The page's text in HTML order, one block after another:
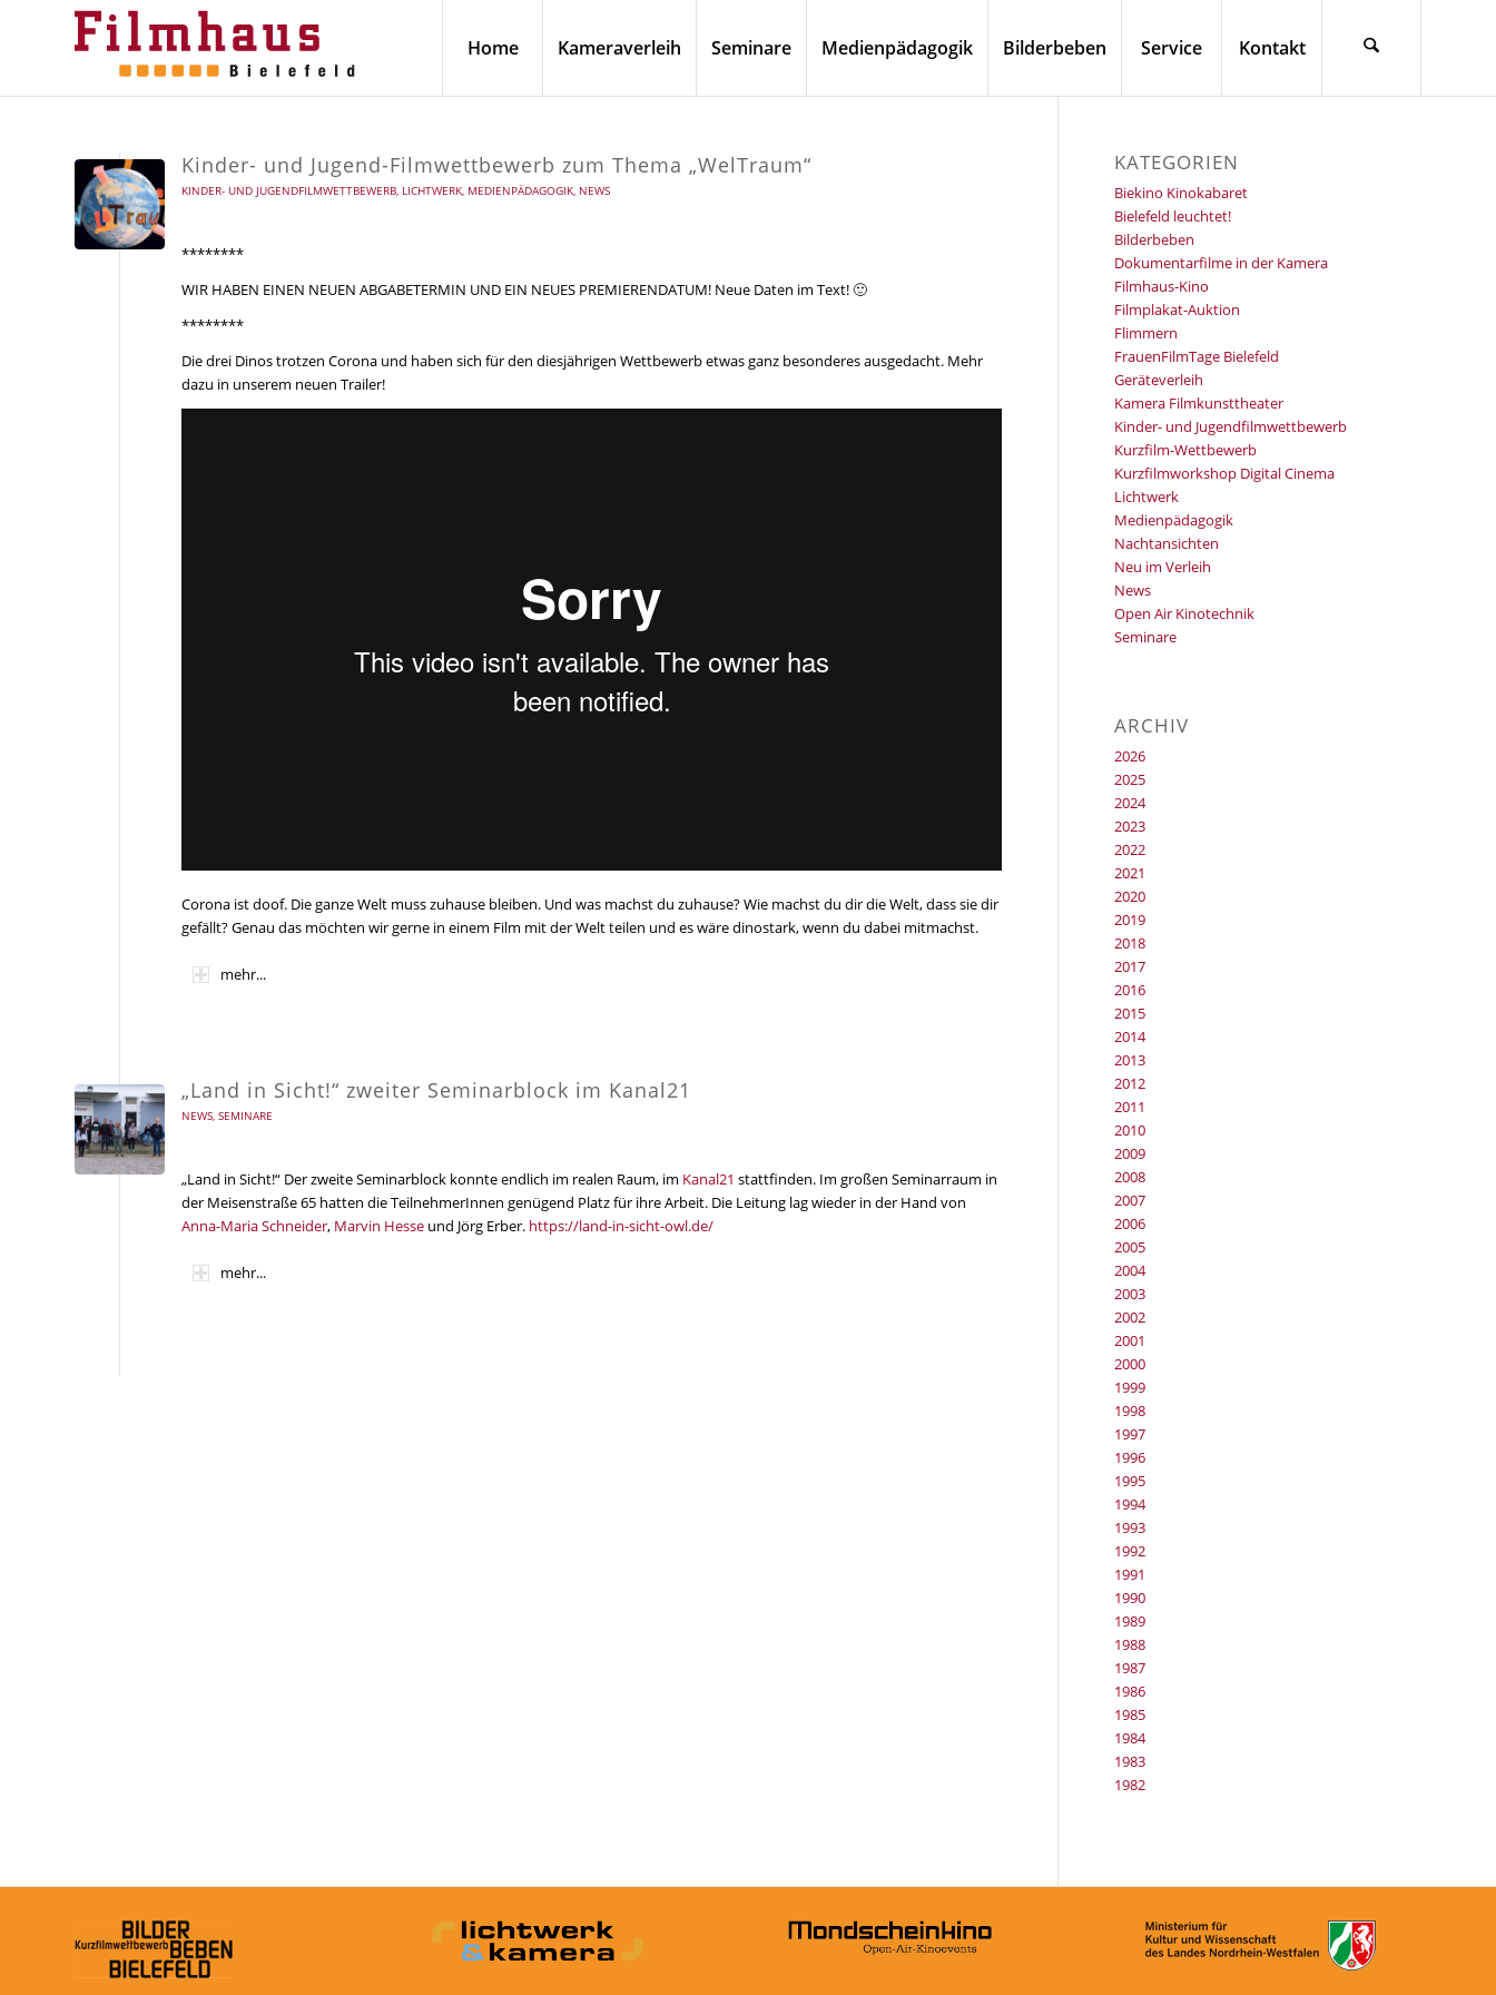
Home Kameraverleih Seminare Medienpädagogik Bilderbeben Service Kontakt
Kinder- und Jugend-Filmwettbewerb zum Thema „WelTraum“
KINDER- UND JUGENDFILMWETTBEWERB, LICHTWERK, MEDIENPÄDAGOGIK, NEWS
********
WIR HABEN EINEN NEUEN ABGABETERMIN UND EIN NEUES PREMIERENDATUM! Neue Daten im Text! 🙂
********
Die drei Dinos trotzen Corona und haben sich für den diesjährigen Wettbewerb etwas ganz besonderes ausgedacht. Mehr
dazu in unserem neuen Trailer!
Corona ist doof. Die ganze Welt muss zuhause bleiben. Und was machst du zuhause? Wie machst du dir die Welt, dass sie dir
gefällt? Genau das möchten wir gerne in einem Film mit der Welt teilen und es wäre dinostark, wenn du dabei mitmachst.
mehr...
„Land in Sicht!“ zweiter Seminarblock im Kanal21
NEWS, SEMINARE
„Land in Sicht!“ Der zweite Seminarblock konnte endlich im realen Raum, im Kanal21 stattfinden. Im großen Seminarraum in
der Meisenstraße 65 hatten die TeilnehmerInnen genügend Platz für ihre Arbeit. Die Leitung lag wieder in der Hand von
Anna-Maria Schneider, Marvin Hesse und Jörg Erber. https://land-in-sicht-owl.de/
mehr...
KATEGORIEN
Biekino Kinokabaret
Bielefeld leuchtet!
Bilderbeben
Dokumentarfilme in der Kamera
Filmhaus-Kino
Filmplakat-Auktion
Flimmern
FrauenFilmTage Bielefeld
Geräteverleih
Kamera Filmkunsttheater
Kinder- und Jugendfilmwettbewerb
Kurzfilm-Wettbewerb
Kurzfilmworkshop Digital Cinema
Lichtwerk
Medienpädagogik
Nachtansichten
Neu im Verleih
News
Open Air Kinotechnik
Seminare
ARCHIV
2026
2025
2024
2023
2022
2021
2020
2019
2018
2017
2016
2015
2014
2013
2012
2011
2010
2009
2008
2007
2006
2005
2004
2003
2002
2001
2000
1999
1998
1997
1996
1995
1994
1993
1992
1991
1990
1989
1988
1987
1986
1985
1984
1983
1982